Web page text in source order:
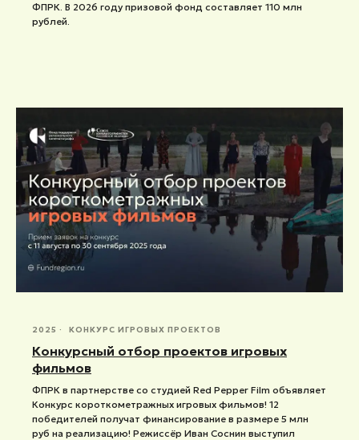
ФПРК. В 2026 году призовой фонд составляет 110 млн
рублей.
2025 КОНКУРС ИГРОВЫХ ПРОЕКТОВ
Конкурсный отбор проектов игровых
фильмов
ФПРК в партнерстве со студией Red Pepper Film объявляет
Конкурс короткометражных игровых фильмов! 12
победителей получат финансирование в размере 5 млн
руб на реализацию! Режиссёр Иван Соснин выступил